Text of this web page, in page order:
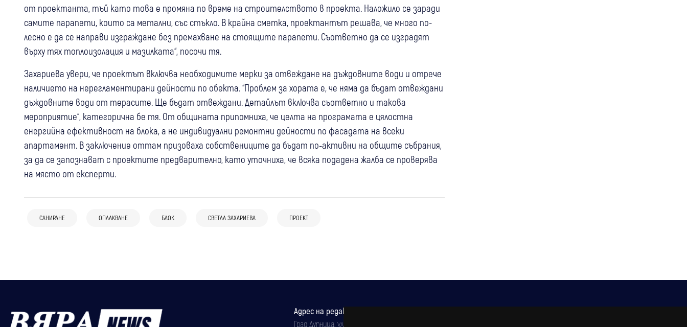
от проектанта, тъй като това е промяна по време на строителството в проекта. Наложило се заради
самите парапети, които са метални, със стъкло. В крайна сметка, проектантът решава, че много по-
лесно е да се направи изграждане без премахване на стоящите парапети. Съответно да се изградят
върху тях топлоизолация и мазилката“, посочи тя.
Захариева увери, че проектът включва необходимите мерки за отвеждане на дъждовните води и отрече
наличието на нерегламентирани дейности по обекта. “Проблем за хората е, че няма да бъдат отвеждани
дъждовните води от терасите. Ще бъдат отвеждани. Детайлът включва съответно и такова
мероприятие“, категорична бе тя. От общината припомниха, че целта на програмата е цялостна
енергийна ефективност на блока, а не индивидуални ремонтни дейности по фасадата на всеки
апартамент. В заключение оттам призоваха собствениците да бъдат по-активни на общите събрания,
за да се запознават с проектите предварително, като уточниха, че всяка подадена жалба се проверява
на място от експерти.
САНИРАНЕ ОПЛАКВАНЕ БЛОК СВЕТЛА ЗАХАРИЕВА ПРОЕКТ
С първа копка и водосвет стартира
Разлог
С нова техника и пожарна! Разлог
с огъня
ремонт на Дома за стари хора в Гоце
Банско отхвърли бизнес плана на ВиК
Дупница
Община Дупница търси средства за
Адрес на редакцията
Град Дупница, ул.''Христо Ботев" 43